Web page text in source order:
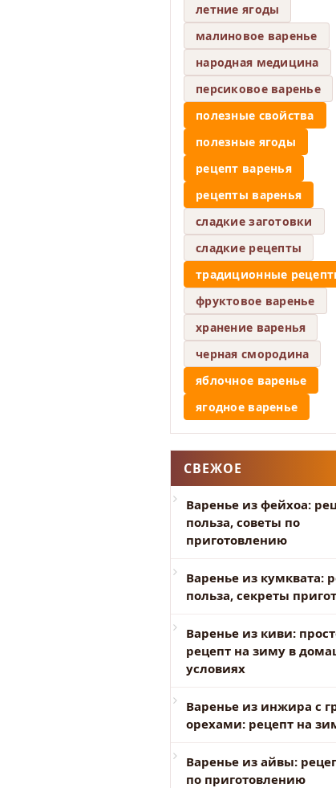
летние ягоды
малиновое варенье
народная медицина
персиковое варенье
полезные свойства
полезные ягоды
рецепт варенья
рецепты варенья
сладкие заготовки
сладкие рецепты
традиционные
фруктовое варенье
хранение варенья
черная смородина
яблочное варенье
ягодное варенье
СВЕЖОЕ
Варенье из фейхоа:
польза, советы по
приготовлению
Варенье из кумквата:
польза, секреты
Варенье из киви:
рецепт на зиму в
условиях
Варенье из инжира с
орехами: рецепт на
Варенье из айвы:
по приготовлению